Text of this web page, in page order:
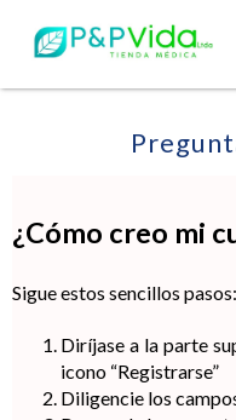
¿Cómo creo mi
Sigue estos sencillos pasos:
Diríjase a la parte
icono “Registrarse”
Diligencie los